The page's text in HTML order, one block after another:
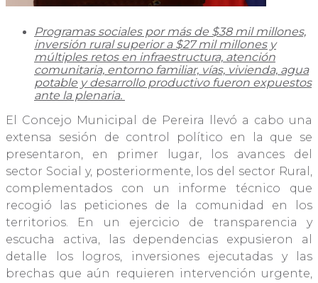
Programas sociales por más de $38 mil millones,
inversión rural superior a $27 mil millones y
múltiples retos en infraestructura, atención
comunitaria, entorno familiar, vías, vivienda, agua
potable y desarrollo productivo fueron expuestos
ante la plenaria.
El Concejo Municipal de Pereira llevó a cabo una
extensa sesión de control político en la que se
presentaron, en primer lugar, los avances del
sector Social y, posteriormente, los del sector Rural,
complementados con un informe técnico que
recogió las peticiones de la comunidad en los
territorios. En un ejercicio de transparencia y
escucha activa, las dependencias expusieron al
detalle los logros, inversiones ejecutadas y las
brechas que aún requieren intervención urgente,